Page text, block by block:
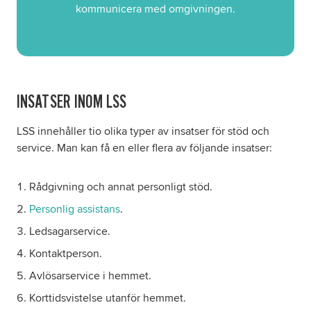
kommunicera med omgivningen.
INSATSER INOM LSS
LSS innehåller tio olika typer av insatser för stöd och
service. Man kan få en eller flera av följande insatser:
Rådgivning och annat personligt stöd.
Personlig assistans.
Ledsagarservice.
Kontaktperson.
Avlösarservice i hemmet.
Korttidsvistelse utanför hemmet.